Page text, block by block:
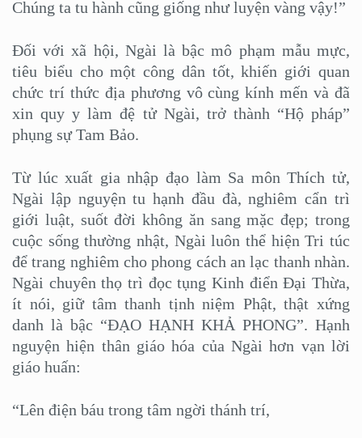
Chúng ta tu hành cũng giống như luyện vàng vậy!”
Đối với xã hội, Ngài là bậc mô phạm mẫu mực,
tiêu biểu cho một công dân tốt, khiến giới quan
chức trí thức địa phương vô cùng kính mến và đã
xin quy y làm đệ tử Ngài, trở thành “Hộ pháp”
phụng sự Tam Bảo.
Từ lúc xuất gia nhập đạo làm Sa môn Thích tử,
Ngài lập nguyện tu hạnh đầu đà, nghiêm cẩn trì
giới luật, suốt đời không ăn sang mặc đẹp; trong
cuộc sống thường nhật, Ngài luôn thể hiện Tri túc
để trang nghiêm cho phong cách an lạc thanh nhàn.
Ngài chuyên thọ trì đọc tụng Kinh điển Đại Thừa,
ít nói, giữ tâm thanh tịnh niệm Phật, thật xứng
danh là bậc “ĐẠO HẠNH KHẢ PHONG”. Hạnh
nguyện hiện thân giáo hóa của Ngài hơn vạn lời
giáo huấn:
“Lên điện báu trong tâm ngời thánh trí,